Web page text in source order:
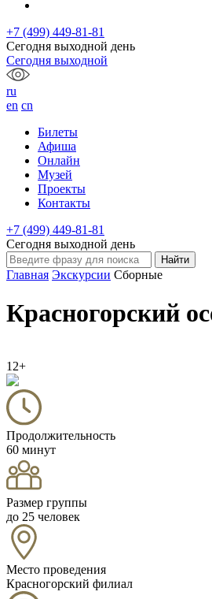
+7 (499) 449-81-81
Сегодня выходной день
Сегодня выходной
ru
en cn
Билеты
Афиша
Онлайн
Музей
Проекты
Контакты
+7 (499) 449-81-81
Сегодня выходной день
Главная Экскурсии Сборные
Красногорский
12+
Продолжительность
60 минут
Размер группы
до 25 человек
Место проведения
Красногорский филиал